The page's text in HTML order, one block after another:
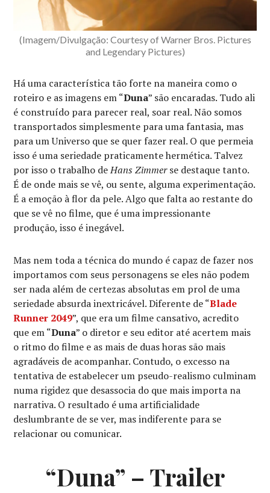
(Imagem/Divulgação: Courtesy of Warner Bros. Pictures
and Legendary Pictures)
Há uma característica tão forte na maneira como o
roteiro e as imagens em “Duna” são encaradas. Tudo ali
é construído para parecer real, soar real. Não somos
transportados simplesmente para uma fantasia, mas
para um Universo que se quer fazer real. O que permeia
isso é uma seriedade praticamente hermética. Talvez
por isso o trabalho deHans Zimmerse destaque tanto.
É de onde mais se vê, ou sente, alguma experimentação.
É a emoção à flor da pele. Algo que falta ao restante do
que se vê no filme, que é uma impressionante
produção, isso é inegável.
Mas nem toda a técnica do mundo é capaz de fazer nos
importamos com seus personagens se eles não podem
ser nada além de certezas absolutas em prol de uma
seriedade absurda inextricável. Diferente de “Blade
Runner 2049”, que era um filme cansativo, acredito
que em “Duna” o diretor e seu editor até acertem mais
o ritmo do filme e as mais de duas horas são mais
agradáveis de acompanhar. Contudo, o excesso na
tentativa de estabelecer um pseudo-realismo culminam
numa rigidez que desassocia do que mais importa na
narrativa. O resultado é uma artificialidade
deslumbrante de se ver, mas indiferente para se
relacionar ou comunicar.
“Duna” – Trailer